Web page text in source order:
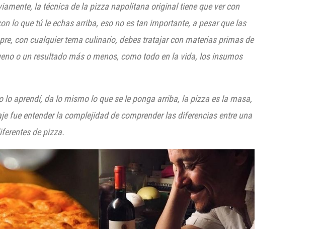
mente, la técnica de la pizza napolitana original tiene que ver con
lo que tú le echas arriba, eso no es tan importante, a pesar que las
con cualquier tema culinario, debes tratajar con materias primas de
o un resultado más o menos, como todo en la vida, los insumos
lo aprendí, da lo mismo lo que se le ponga arriba, la pizza es la masa,
fue entender la complejidad de comprender las diferencias entre una
de pizza.